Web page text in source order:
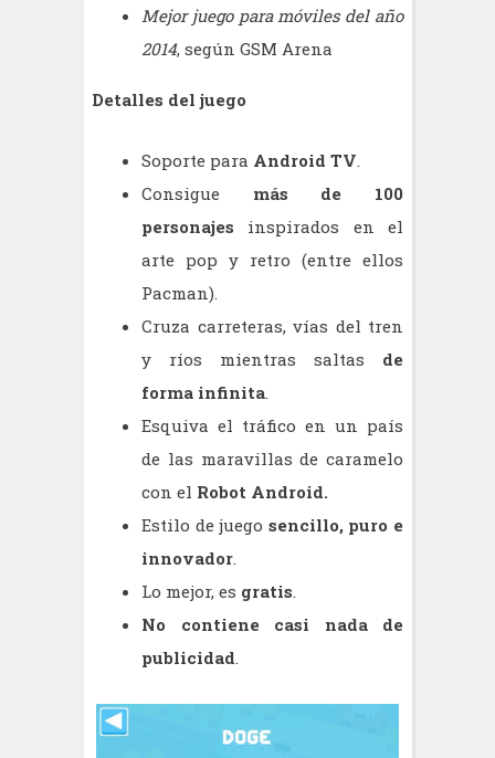
Mejor juego para móviles del año
2014, según GSM Arena
Detalles del juego
Soporte para Android TV.
Consigue más de 100
personajes inspirados en el
arte pop y retro (entre ellos
Pacman).
Cruza carreteras, vías del tren
y ríos mientras saltas de
forma infinita.
Esquiva el tráfico en un país
de las maravillas de caramelo
con el Robot Android.
Estilo de juego sencillo, puro e
innovador.
Lo mejor, es gratis.
No contiene casi nada de
publicidad.